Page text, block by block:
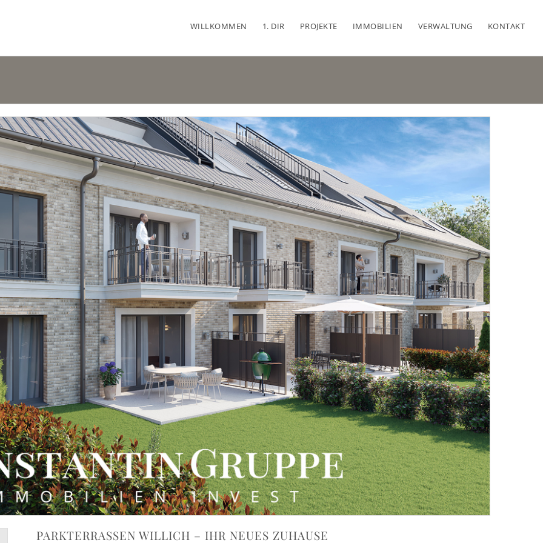
WILLKOMMEN 1. DIR PROJEKTE IMMOBILIEN VERWALTUNG KONTAKT
PARKTERRASSEN WILLICH – IHR NEUES ZUHAUSE